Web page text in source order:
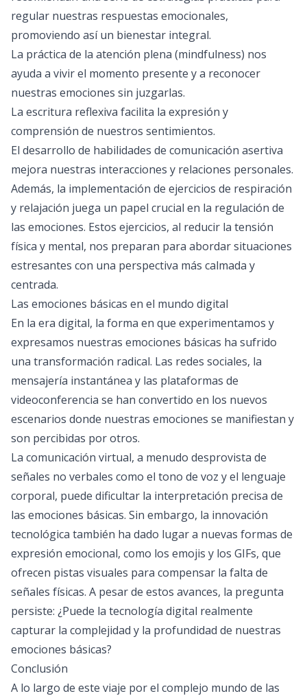
regular nuestras respuestas emocionales,
promoviendo así un bienestar integral.
La práctica de la atención plena (mindfulness) nos
ayuda a vivir el momento presente y a reconocer
nuestras emociones sin juzgarlas.
La escritura reflexiva facilita la expresión y
comprensión de nuestros sentimientos.
El desarrollo de habilidades de comunicación asertiva
mejora nuestras interacciones y relaciones personales.
Además, la implementación de ejercicios de respiración
y relajación juega un papel crucial en la regulación de
las emociones. Estos ejercicios, al reducir la tensión
física y mental, nos preparan para abordar situaciones
estresantes con una perspectiva más calmada y
centrada.
Las emociones básicas en el mundo digital
En la era digital, la forma en que experimentamos y
expresamos nuestras emociones básicas ha sufrido
una transformación radical. Las redes sociales, la
mensajería instantánea y las plataformas de
videoconferencia se han convertido en los nuevos
escenarios donde nuestras emociones se manifiestan y
son percibidas por otros.
La comunicación virtual, a menudo desprovista de
señales no verbales como el tono de voz y el lenguaje
corporal, puede dificultar la interpretación precisa de
las emociones básicas. Sin embargo, la innovación
tecnológica también ha dado lugar a nuevas formas de
expresión emocional, como los emojis y los GIFs, que
ofrecen pistas visuales para compensar la falta de
señales físicas. A pesar de estos avances, la pregunta
persiste: ¿Puede la tecnología digital realmente
capturar la complejidad y la profundidad de nuestras
emociones básicas?
Conclusión
A lo largo de este viaje por el complejo mundo de las